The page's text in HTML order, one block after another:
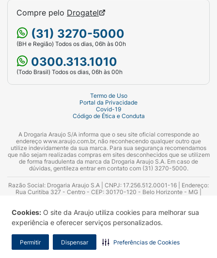
Cookies: O site da Araujo utiliza cookies para melhorar sua
experiência e oferecer serviços personalizados.
Permitir Dispensar Preferências de Cookies
Compre pelo Drogatel
(31) 3270-5000
(BH e Região) Todos os dias, 06h às 00h
0300.313.1010
(Todo Brasil) Todos os dias, 06h às 00h
Termo de Uso
Portal da Privacidade
Covid-19
Código de Ética e Conduta
A Drogaria Araujo S/A informa que o seu site oficial corresponde ao
endereço www.araujo.com.br, não reconhecendo qualquer outro que
utilize indevidamente da sua marca. Para sua segurança recomendamos
que não sejam realizadas compras em sites desconhecidos que se utilizem
de forma fraudulenta da marca da Drogaria Araujo S.A. Em caso de
dúvidas, gentileza entrar em contato com (31) 3270-5000.
Razão Social: Drogaria Araujo S.A | CNPJ: 17.256.512.0001-16 | Endereço:
Rua Curitiba 327 - Centro - CEP: 30170-120 - Belo Horizonte - MG |
Azevedo Guimarães – CRF 10.965 | Yasmin Silva Alvarenga – CRF 52.584 -
Consultor substituto: Thiago Aguiar Pinheiro - CRF Nº 13.748. Alvará
Sanitário: 2025020713 | Autorização de Funcionamento da Empresa (AFE):